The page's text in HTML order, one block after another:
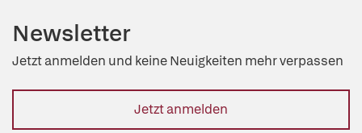
Newsletter
Jetzt anmelden und keine Neuigkeiten mehr verpassen
Jetzt anmelden